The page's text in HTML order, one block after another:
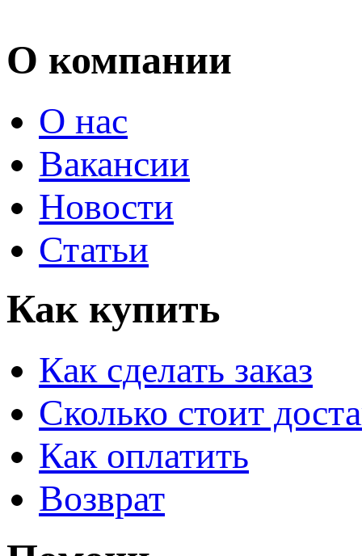
О компании
О нас
Вакансии
Новости
Статьи
Как купить
Как сделать заказ
Сколько стоит
Как оплатить
Возврат